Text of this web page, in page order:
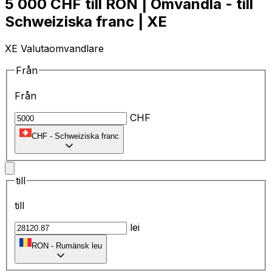
5 000 CHF till RON | Omvandla - till
Schweiziska franc | XE
XE Valutaomvandlare
Från
Från
CHF
CHF - Schweiziska franc
till
till
lei
RON - Rumänsk leu